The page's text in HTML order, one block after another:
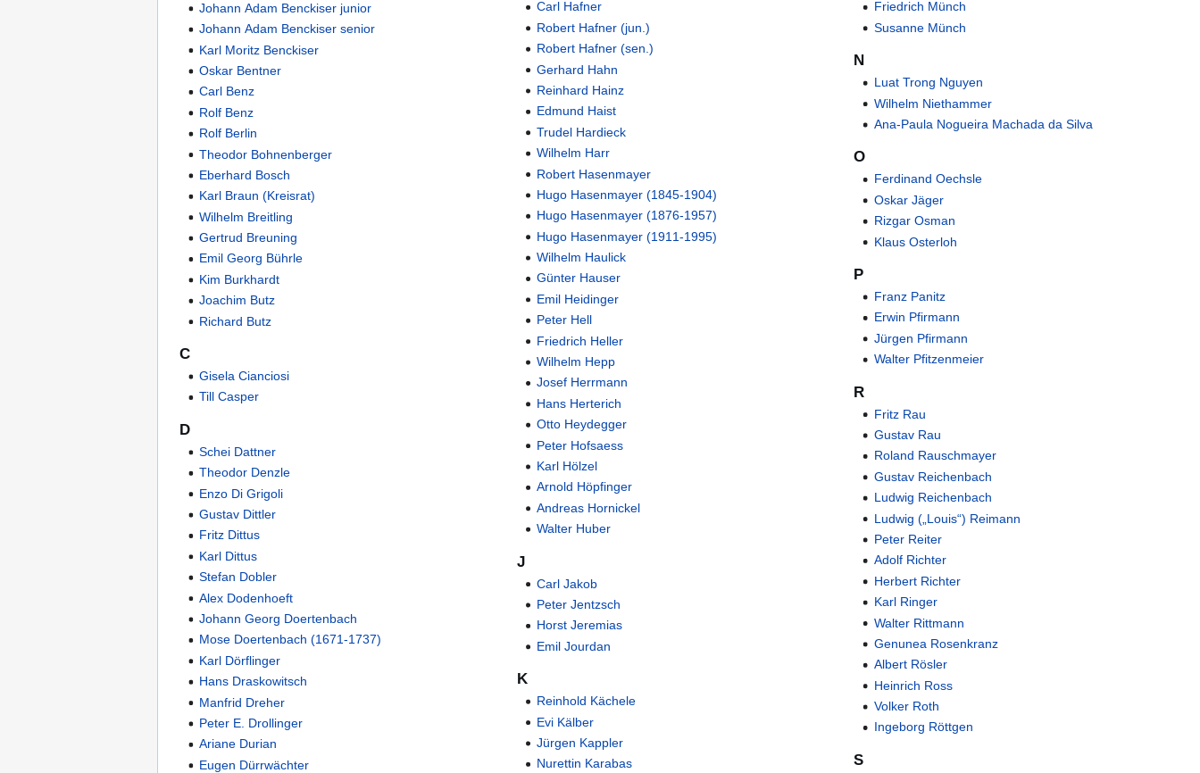
Johann Adam Benckiser junior
Johann Adam Benckiser senior
Karl Moritz Benckiser
Oskar Bentner
Carl Benz
Rolf Benz
Rolf Berlin
Theodor Bohnenberger
Eberhard Bosch
Karl Braun (Kreisrat)
Wilhelm Breitling
Gertrud Breuning
Emil Georg Bührle
Kim Burkhardt
Joachim Butz
Richard Butz
C
Gisela Cianciosi
Till Casper
D
Schei Dattner
Theodor Denzle
Enzo Di Grigoli
Gustav Dittler
Fritz Dittus
Karl Dittus
Stefan Dobler
Alex Dodenhoeft
Johann Georg Doertenbach
Mose Doertenbach (1671-1737)
Karl Dörflinger
Hans Draskowitsch
Manfrid Dreher
Peter E. Drollinger
Ariane Durian
Eugen Dürrwächter
Carl Hafner
Robert Hafner (jun.)
Robert Hafner (sen.)
Gerhard Hahn
Reinhard Hainz
Edmund Haist
Trudel Hardieck
Wilhelm Harr
Robert Hasenmayer
Hugo Hasenmayer (1845-1904)
Hugo Hasenmayer (1876-1957)
Hugo Hasenmayer (1911-1995)
Wilhelm Haulick
Günter Hauser
Emil Heidinger
Peter Hell
Friedrich Heller
Wilhelm Hepp
Josef Herrmann
Hans Herterich
Otto Heydegger
Peter Hofsaess
Karl Hölzel
Arnold Höpfinger
Andreas Hornickel
Walter Huber
J
Carl Jakob
Peter Jentzsch
Horst Jeremias
Emil Jourdan
K
Reinhold Kächele
Evi Kälber
Jürgen Kappler
Nurettin Karabas
Friedrich Münch
Susanne Münch
N
Luat Trong Nguyen
Wilhelm Niethammer
Ana-Paula Nogueira Machada da Silva
O
Ferdinand Oechsle
Oskar Jäger
Rizgar Osman
Klaus Osterloh
P
Franz Panitz
Erwin Pfirmann
Jürgen Pfirmann
Walter Pfitzenmeier
R
Fritz Rau
Gustav Rau
Roland Rauschmayer
Gustav Reichenbach
Ludwig Reichenbach
Ludwig („Louis“) Reimann
Peter Reiter
Adolf Richter
Herbert Richter
Karl Ringer
Walter Rittmann
Genunea Rosenkranz
Albert Rösler
Heinrich Ross
Volker Roth
Ingeborg Röttgen
S